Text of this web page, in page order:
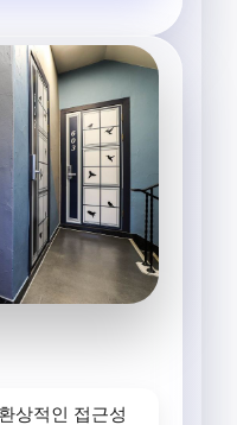
상적인 접근성